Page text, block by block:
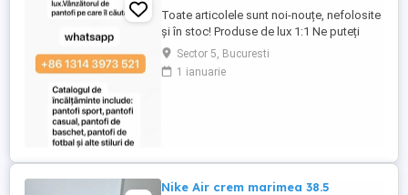
Toate articolele sunt noi-nouțe, nefolosite
și în stoc! Produse de lux 1:1 Ne puteți
contacta și prin WhatsApp (+86)(1314)
(3973)(521) pentru o reducere de 5-10
USD. De asemenea, vindem: încălțăminte,
Sector 5, Bucuresti
1 ianuarie
Nike Air crem marimea 38.5